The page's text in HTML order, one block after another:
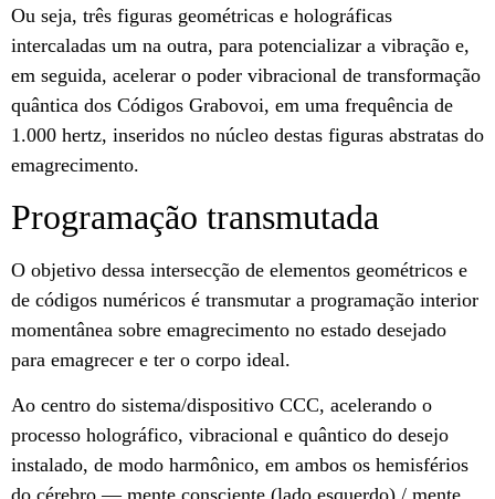
Ou seja, três figuras geométricas e holográficas
intercaladas um na outra, para potencializar a vibração e,
em seguida, acelerar o poder vibracional de transformação
quântica dos Códigos Grabovoi, em uma frequência de
1.000 hertz, inseridos no núcleo destas figuras abstratas do
emagrecimento.
Programação transmutada
O objetivo dessa intersecção de elementos geométricos e
de códigos numéricos é transmutar a programação interior
momentânea sobre emagrecimento no estado desejado
para emagrecer e ter o corpo ideal.
Ao centro do sistema/dispositivo CCC, acelerando o
processo holográfico, vibracional e quântico do desejo
instalado, de modo harmônico, em ambos os hemisférios